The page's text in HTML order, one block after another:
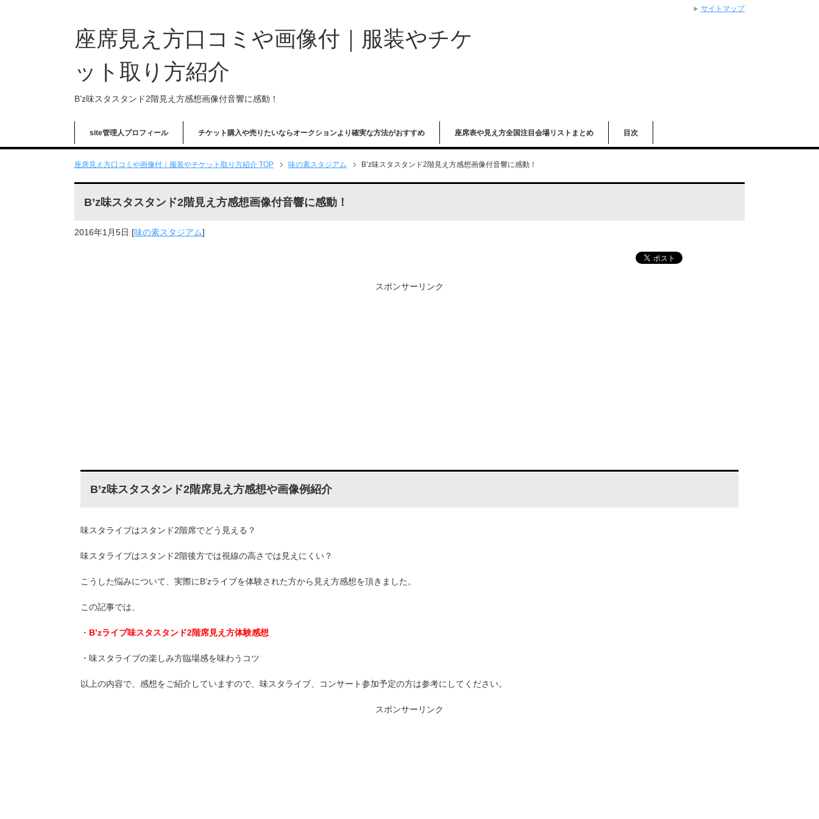
座席見え方口コミや画像付｜服装やチケ
ット取り方紹介
B’z味スタスタンド2階見え方感想画像付音響に感動！
site管理人プロフィール チケット購入や売りたいならオークションより確実な方法がおすすめ 座席表や見え方全国注目会場リストまとめ 目次
座席見え方口コミや画像付｜服装やチケット取り方紹介 TOP 味の素スタジアム B’z味スタスタンド2階見え方感想画像付音響に感動！
B’z味スタスタンド2階見え方感想画像付音響に感動！
2016年1月5日 [味の素スタジアム]
スポンサーリンク
B’z味スタスタンド2階席見え方感想や画像例紹介
味スタライブはスタンド2階席でどう見える？
味スタライブはスタンド2階後方では視線の高さでは見えにくい？
こうした悩みについて、実際にB’zライブを体験された方から見え方感想を頂きました。
この記事では、
・ B’zライブ味スタスタンド2階席見え方体験感想
・味スタライブの楽しみ方臨場感を味わうコツ
以上の内容で、感想をご紹介していますので、味スタライブ、コンサート参加予定の方は参考にしてください。
スポンサーリンク
サイトマップ